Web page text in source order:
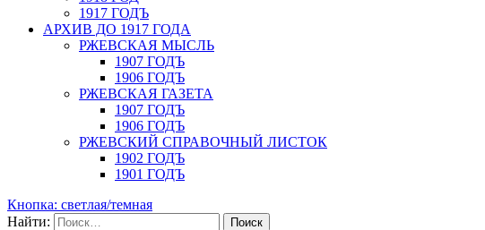
1917 ГОДЪ
АРХИВ ДО 1917 ГОДА
РЖЕВСКАЯ МЫСЛЬ
1907 ГОДЪ
1906 ГОДЪ
РЖЕВСКАЯ ГАЗЕТА
1907 ГОДЪ
1906 ГОДЪ
РЖЕВСКИЙ СПРАВОЧНЫЙ ЛИСТОК
1902 ГОДЪ
1901 ГОДЪ
Кнопка: светлая/темная
Найти: